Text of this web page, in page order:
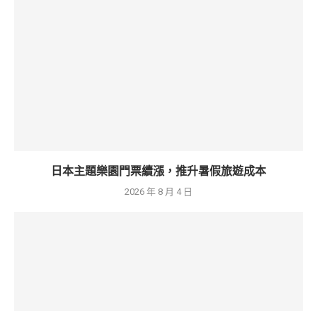
日本主題樂園門票續漲，推升暑假旅遊成本
2026 年 8 月 4 日